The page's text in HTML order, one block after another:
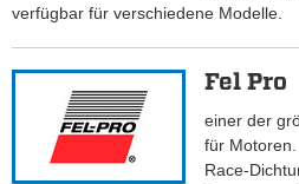
verfügbar für verschiedene Modelle.
Fel Pro
einer der
für
Race-